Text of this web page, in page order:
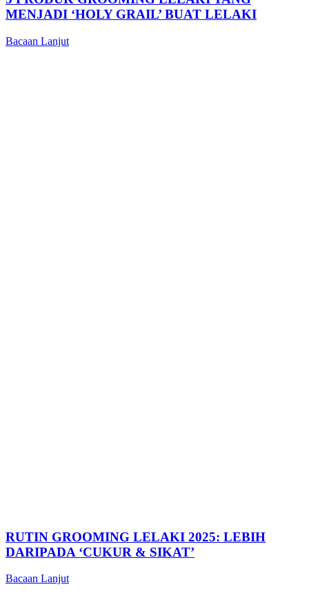
MENJADI ‘HOLY GRAIL’ BUAT LELAKI
Bacaan Lanjut
RUTIN GROOMING LELAKI 2025: LEBIH
DARIPADA ‘CUKUR & SIKAT’
Bacaan Lanjut